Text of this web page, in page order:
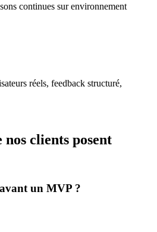
continues sur environnement
réels, feedback structuré,
nos clients posent
un MVP ?